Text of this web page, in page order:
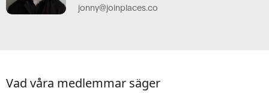
jonny@joinplaces.co
Vad våra medlemmar säger